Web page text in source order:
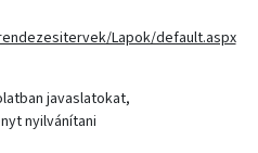
Lapok/default.aspx
javaslatokat,
nyilvánítani